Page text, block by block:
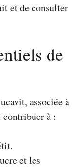
et de consulter
de
associée à
à :
et les